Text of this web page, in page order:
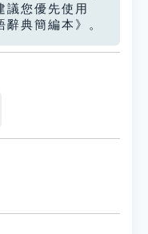
議您優先使用
辭典簡編本》。